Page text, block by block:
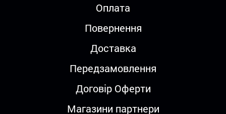
Оплата
Повернення
Доставка
Передзамовлення
Договір Оферти
Магазини партнери